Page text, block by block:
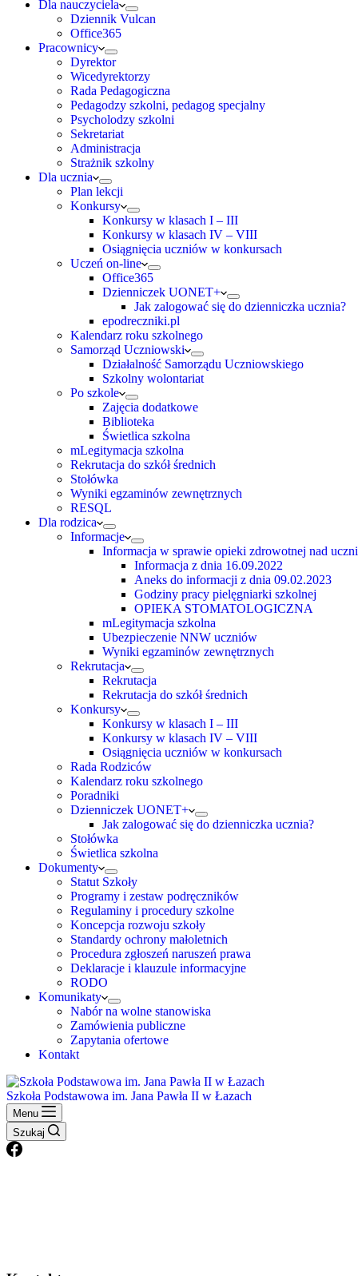
Dla nauczyciela
Dziennik Vulcan
Office365
Pracownicy
Dyrektor
Wicedyrektorzy
Rada Pedagogiczna
Pedagodzy szkolni, pedagog specjalny
Psycholodzy szkolni
Sekretariat
Administracja
Strażnik szkolny
Dla ucznia
Plan lekcji
Konkursy
Konkursy w klasach I – III
Konkursy w klasach IV – VIII
Osiągnięcia uczniów w konkursach
Uczeń on-line
Office365
Dzienniczek UONET+
Jak zalogować się do dzienniczka ucznia?
epodreczniki.pl
Kalendarz roku szkolnego
Samorząd Uczniowski
Działalność Samorządu Uczniowskiego
Szkolny wolontariat
Po szkole
Zajęcia dodatkowe
Biblioteka
Świetlica szkolna
mLegitymacja szkolna
Rekrutacja do szkół średnich
Stołówka
Wyniki egzaminów zewnętrznych
RESQL
Dla rodzica
Informacje
Informacja w sprawie opieki zdrowotnej nad
Informacja z dnia 16.09.2022
Aneks do informacji z dnia 09.02.2023
Godziny pracy pielęgniarki szkolnej
OPIEKA STOMATOLOGICZNA
mLegitymacja szkolna
Ubezpieczenie NNW uczniów
Wyniki egzaminów zewnętrznych
Rekrutacja
Rekrutacja
Rekrutacja do szkół średnich
Konkursy
Konkursy w klasach I – III
Konkursy w klasach IV – VIII
Osiągnięcia uczniów w konkursach
Rada Rodziców
Kalendarz roku szkolnego
Poradniki
Dzienniczek UONET+
Jak zalogować się do dzienniczka ucznia?
Stołówka
Świetlica szkolna
Dokumenty
Statut Szkoły
Programy i zestaw podręczników
Regulaminy i procedury szkolne
Koncepcja rozwoju szkoły
Standardy ochrony małoletnich
Procedura zgłoszeń naruszeń prawa
Deklaracje i klauzule informacyjne
RODO
Komunikaty
Nabór na wolne stanowiska
Zamówienia publiczne
Zapytania ofertowe
Kontakt
Szkoła Podstawowa im. Jana Pawła II w Łazach
Menu
Szukaj